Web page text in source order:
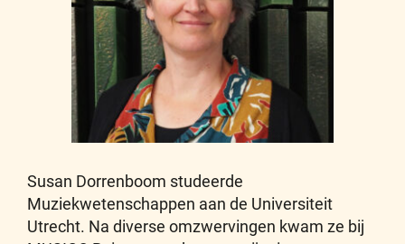
Susan Dorrenboom studeerde
Muziekwetenschappen aan de Universiteit
Utrecht. Na diverse omzwervingen kwam ze bij